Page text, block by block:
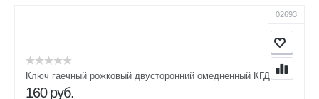
02693
Ключ гаечный рожковый двусторонний омедненный КГД 7х8
160 руб.